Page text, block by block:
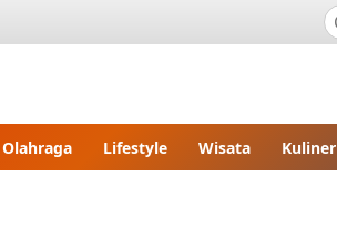
Olahraga Lifestyle Wisata Kuliner